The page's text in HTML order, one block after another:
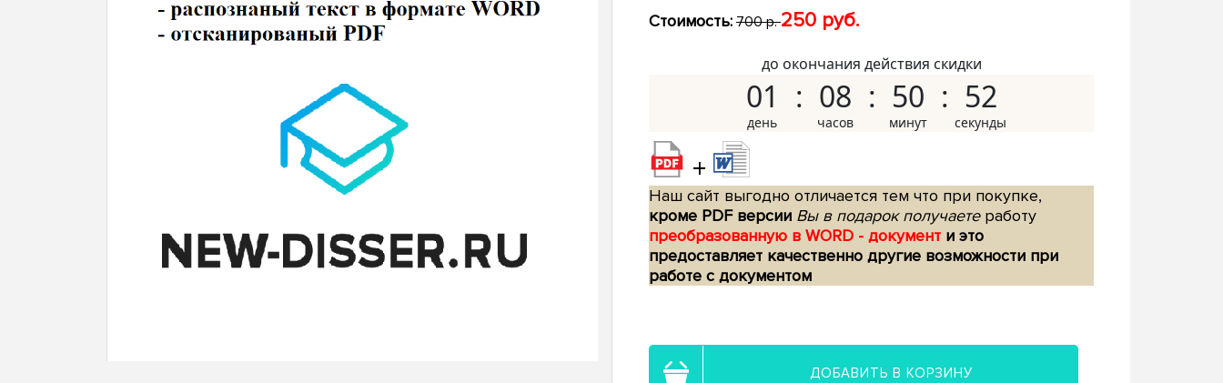
Стоимость: 700 р.250 руб.
до окончания действия скидки
01 08 50 51
+
Наш сайт выгодно отличается тем что при покупке,
кроме PDF версии Вы в подарок получаетеработу
преобразованную в WORD - документ и это
предоставляет качественно другие возможности при
работе с документом
ДОБАВИТЬ В КОРЗИНУ